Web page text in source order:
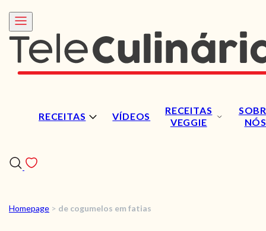
RECEITAS VÍDEOS
RECEITAS
VEGGIE
NÓS
RECEITAS
Homepage > de cogumelos em fatias